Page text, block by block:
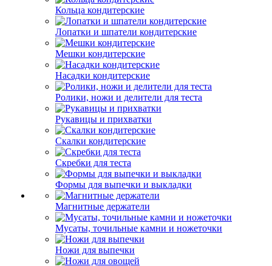
Кольца кондитерские
Лопатки и шпатели кондитерские
Мешки кондитерские
Насадки кондитерские
Ролики, ножи и делители для теста
Рукавицы и прихватки
Скалки кондитерские
Скребки для теста
Формы для выпечки и выкладки
Магнитные держатели
Мусаты, точильные камни и ножеточки
Ножи для выпечки